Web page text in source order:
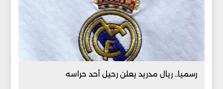
رسميا.. ريال مدريد يعلن رحيل أحد حراسه